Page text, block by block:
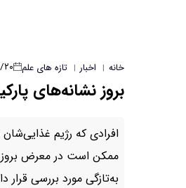
خانه | اخبار | تازه های علم
بروز نشانه‌های
افرادی که رژیم
ممکن است در معرض بروز
به‌تازگی مورد بررسی قرار